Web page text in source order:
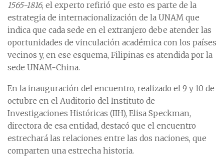
1565-1816, el experto refirió que esto es parte de la
estrategia de internacionalización de la UNAM que
indica que cada sede en el extranjero debe atender las
oportunidades de vinculación académica con los países
vecinos y, en ese esquema, Filipinas es atendida por la
sede UNAM-China.
En la inauguración del encuentro, realizado el 9 y 10 de
octubre en el Auditorio del Instituto de
Investigaciones Históricas (IIH), Elisa Speckman,
directora de esa entidad, destacó que el encuentro
estrechará las relaciones entre las dos naciones, que
comparten una estrecha historia.